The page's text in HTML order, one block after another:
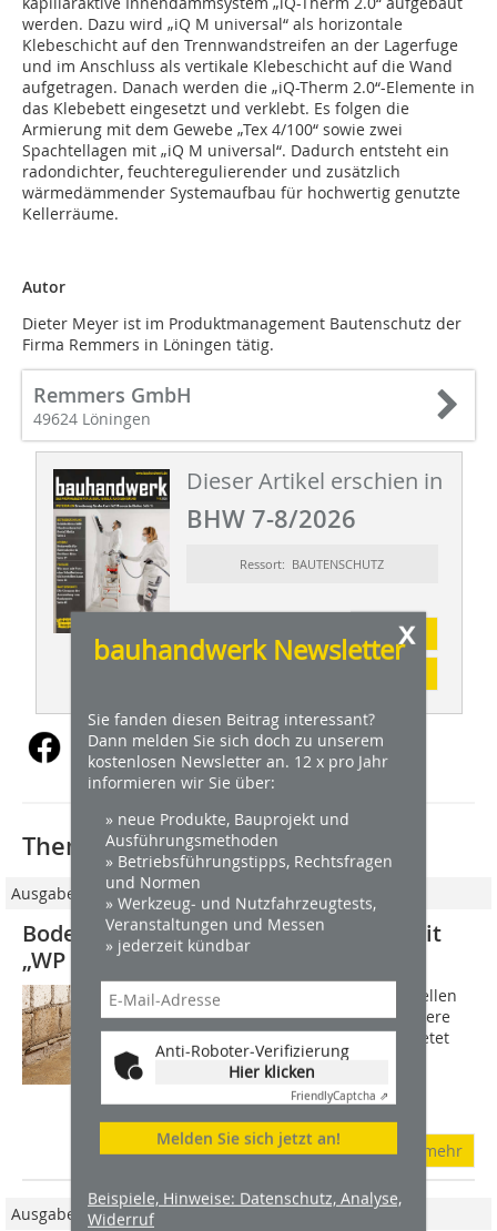
werden. Dazu wird „iQ M universal“ als horizontale
Klebeschicht auf den Trennwandstreifen an der Lagerfuge
und im Anschluss als vertikale Klebeschicht auf die Wand
aufgetragen. Danach werden die „iQ-Therm 2.0“-Elemente in
das Klebebett eingesetzt und verklebt. Es folgen die
Armierung mit dem Gewebe „Tex 4/100“ sowie zwei
Spachtellagen mit „iQ M universal“. Dadurch entsteht ein
radondichter, feuchteregulierender und zusätzlich
wärmedämmender Systemaufbau für hochwertig genutzte
Kellerräume.
Autor
Dieter Meyer ist im Produktmanagement Bautenschutz der
Firma Remmers in Löningen tätig.
Remmers GmbH
49624 Löningen
Dieser Artikel erschien in
BHW 7-8/2026
Ressort: BAUTENSCHUTZ
Abonnement
x
bauhandwerk Newsletter
Sie fanden diesen Beitrag interessant?
Dann melden Sie sich doch zu unserem
kostenlosen Newsletter an. 12 x pro Jahr
informieren wir Sie über:
» neue Produkte, Bauprojekt und
Ausführungsmethoden
» Betriebsführungstipps, Rechtsfragen
und Normen
» Werkzeug- und Nutzfahrzeugtests,
Veranstaltungen und Messen
» jederzeit kündbar
Anti-Roboter-Verifizierung
Hier klicken
FriendlyCaptcha ⇗
Melden Sie sich jetzt an!
Beispiele, Hinweise: Datenschutz, Analyse,
Widerruf
Thematisch passende Artikel:
Ausgabe 6/2026
Bodenabdichtung und Egalisierung mit
„WP Flow“ von Remmers
Unebene und feuchte Kellerböden stellen
bei der Sanierung häufig eine besondere
Herausforderung dar. Mit WP Flow bietet
Remmers eine selbstverlaufende,
abdichtend wirksame
Bodenausgleichsmasse...
mehr
Ausgabe 06/2020